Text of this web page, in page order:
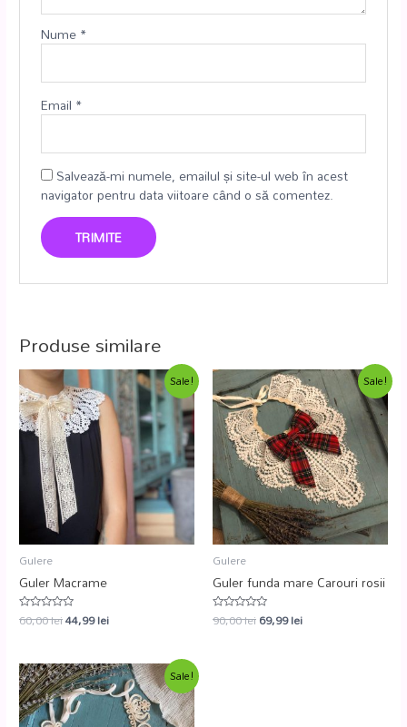
Nume*
Email *
Salvează-mi numele, emailul și site-ul web în acest
navigator pentru data viitoare când o să comentez.
Produse similare
Sale!
Gulere
Guler Macrame
Evaluat
la
60,00lei44,99lei
Sale!
Gulere
Guler funda mare Carouri rosii
Evaluat
la
90,00lei69,99lei
Sale!